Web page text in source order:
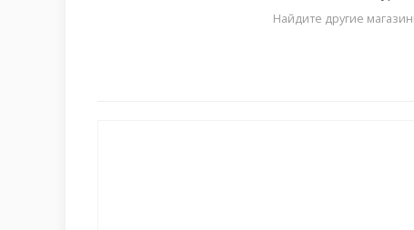
Найдите другие